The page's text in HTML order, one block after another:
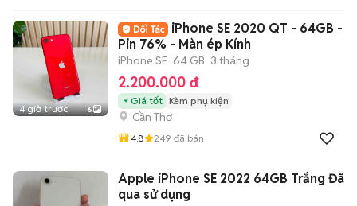
4 giờ trước 6
iPhone SE 2020 QT - 64GB -
Pin 76% - Màn ép Kính
iPhone SE 64 GB 3 tháng
2.200.000 đ
Giá tốt Kèm phụ kiện
Cần Thơ
4.8 249 đã bán
Apple iPhone SE 2022 64GB Trắng Đã
qua sử dụng